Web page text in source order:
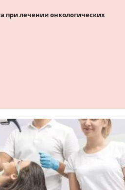
при лечении онкологических